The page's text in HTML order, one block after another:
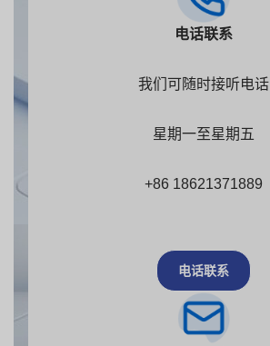
电话联系
我们可随时接听电话
星期一至星期五
+86 18621371889
电话联系